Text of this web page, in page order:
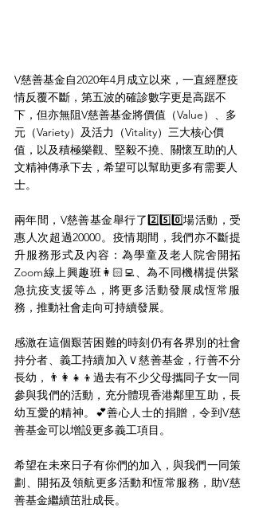
V慈善基金自2020年4月成立以來，一直經歷疫
情反覆不斷，第五波的確診數字更是高踞不
下，但亦無阻V慈善基金將價值（Value）、多
元（Variety）及活力（Vitality）三大核心價
值，以及積極樂觀、堅毅不撓、關懷互助的人
文精神傳承下去，希望可以幫助更多有需要人
士。
兩年間，V慈善基金舉行了2️⃣5️⃣0️⃣場活動，受
惠人次超過20000。疫情期間，我們亦不斷提
升服務形式及內容：為學童及老人院舍開拓
Zoom線上興趣班👩🏻‍💻、為不同機構提供緊
急抗疫支援等⚠️，將更多活動發展成恆常服
務，推動社會走向可持續發展。
感激在這個艱苦困難的時刻仍有各界別的社會
持分者、義工持續加入Ｖ慈善基金，行善不分
長幼，👨‍👩‍👧‍👦過去有不少父母攜同子女一同
參與我們的活動，充分體現香港鄰里互助，長
幼互愛的精神。💕善心人士的捐贈，令到V慈
善基金可以增設更多義工項目。
希望在未來日子有你們的加入，與我們一同策
劃、開拓及領航更多活動和恆常服務，助V慈
善基金繼續茁壯成長。